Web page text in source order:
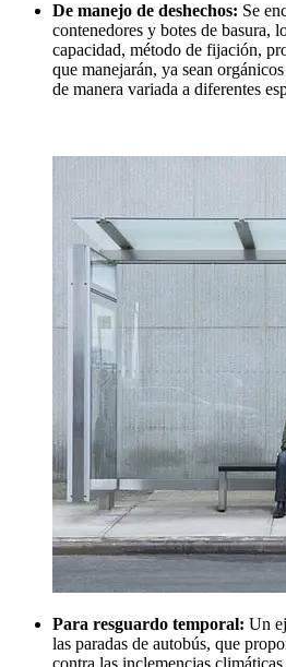
De manejo de deshechos: Se
contenedores y botes de basura,
capacidad, método de fijación,
que manejarán, ya sean
de manera variada a diferentes
Para resguardo temporal: Un
las paradas de autobús, que